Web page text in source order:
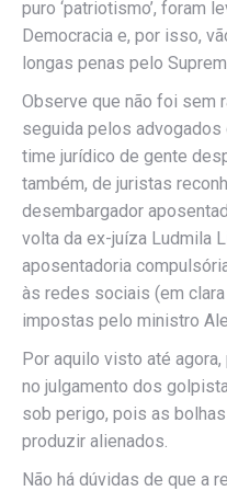
puro ‘patriotismo’, foram
Democracia e, por isso,
longas penas pelo
Observe que não foi sem
seguida pelos
time jurídico de gente
também, de juristas
desembargador
volta da ex-juíza Ludmila
aposentadoria
às redes sociais (em
impostas pelo ministro
Por aquilo visto até
no julgamento dos
sob perigo, pois as
produzir alienados.
Não há dúvidas de que a